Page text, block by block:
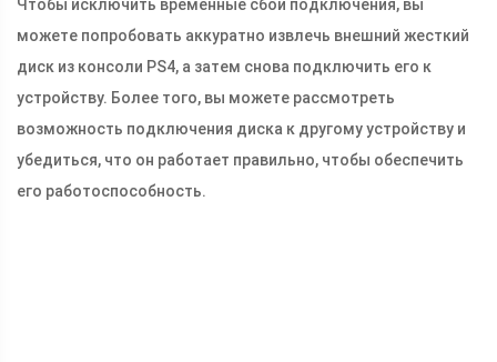
Чтобы исключить временные сбои подключения, вы
можете попробовать аккуратно извлечь внешний жесткий
диск из консоли PS4, а затем снова подключить его к
устройству. Более того, вы можете рассмотреть
возможность подключения диска к другому устройству и
убедиться, что он работает правильно, чтобы обеспечить
его работоспособность.